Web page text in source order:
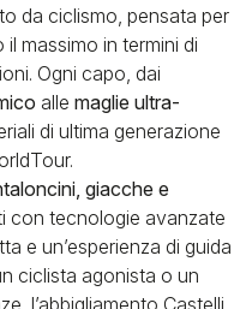
da ciclismo, pensata per
massimo in termini di
Ogni capo, dai
alle maglie ultra-
di ultima generazione
giacche e
con tecnologie avanzate
e un’esperienza di guida
ciclista agonista o un
l’abbigliamento Castelli